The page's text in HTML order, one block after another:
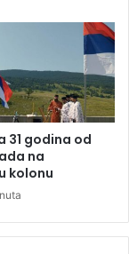
31 godina od
na
kolonu